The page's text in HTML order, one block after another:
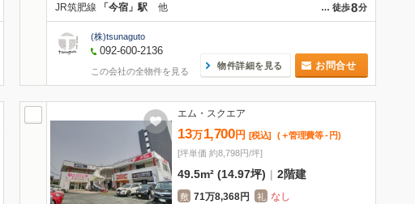
… 徒歩8分
JR筑肥線 「今宿」駅 他
(株)tsunaguto
092-600-2136
この会社の全物件を見る
物件詳細を見る お問合せ
エム・スクエア
13万1,700 円 [税込] (＋管理費等 - 円)
[坪単価 約8,798円/坪]
49.5m² (14.97坪) | 2階建
敷 71万8,368円 礼 なし